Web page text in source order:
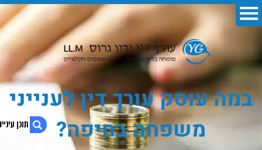
במה עוסק עורך דין לענייני
משפחה בחיפה?